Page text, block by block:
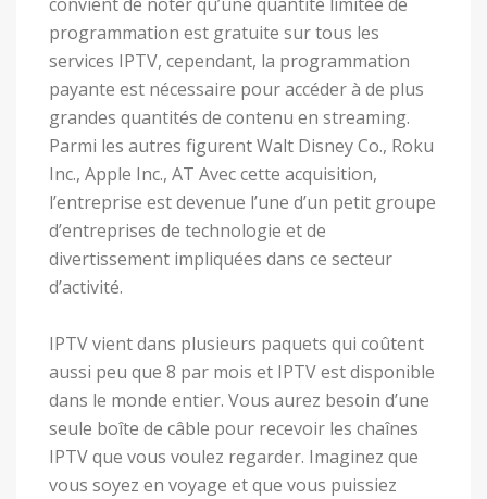
programmation est gratuite sur tous les
services IPTV, cependant, la programmation
payante est nécessaire pour accéder à de plus
grandes quantités de contenu en streaming.
Parmi les autres figurent Walt Disney Co., Roku
Inc., Apple Inc., AT Avec cette acquisition,
l’entreprise est devenue l’une d’un petit groupe
d’entreprises de technologie et de
divertissement impliquées dans ce secteur
d’activité.
IPTV vient dans plusieurs paquets qui coûtent
aussi peu que 8 par mois et IPTV est disponible
dans le monde entier. Vous aurez besoin d’une
seule boîte de câble pour recevoir les chaînes
IPTV que vous voulez regarder. Imaginez que
vous soyez en voyage et que vous puissiez